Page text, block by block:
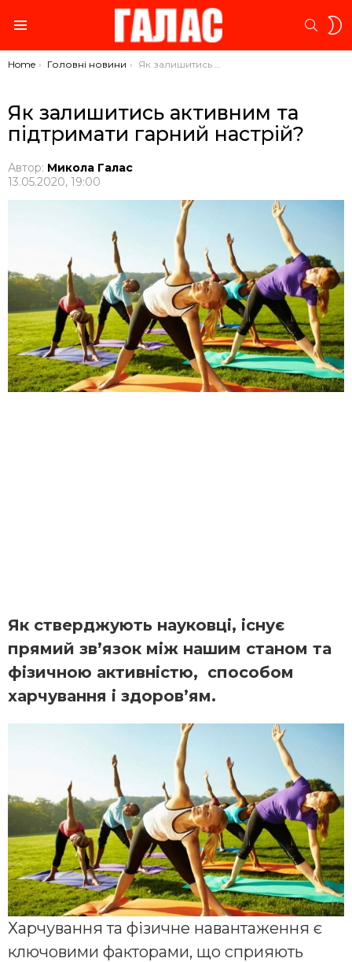
You are here:
Home Головні новини Як залишитись активним та підтримати гарний настрій?
Як залишитись активним та
підтримати гарний настрій?
Автор: Микола Галас
13.05.2020, 19:00
Як стверджують науковці, існує
прямий зв’язок між нашим станом та
фізичною активністю, способом
харчування і здоров’ям.
Харчування та фізичне навантаження є
ключовими факторами, що сприяють